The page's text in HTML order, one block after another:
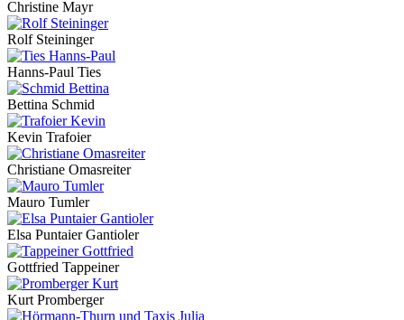
Christine Mayr
Rolf Steininger
Hanns-Paul Ties
Bettina Schmid
Kevin Trafoier
Christiane Omasreiter
Mauro Tumler
Elsa Puntaier Gantioler
Gottfried Tappeiner
Kurt Promberger